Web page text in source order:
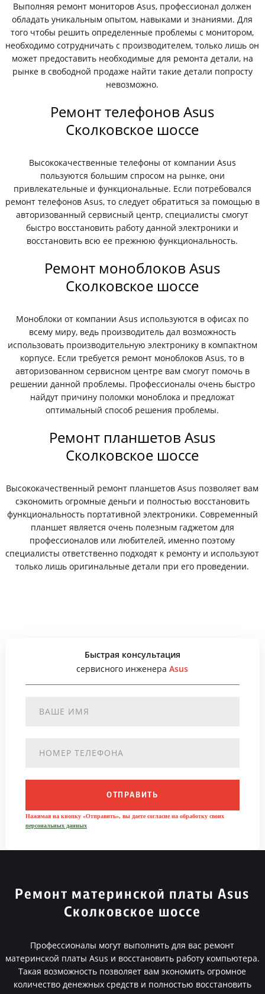
Выполняя ремонт мониторов Asus, профессионал должен
обладать уникальным опытом, навыками и знаниями. Для
того чтобы решить определенные проблемы с монитором,
необходимо сотрудничать с производителем, только лишь он
может предоставить необходимые для ремонта детали, на
рынке в свободной продаже найти такие детали попросту
невозможно.
Ремонт телефонов Asus
Сколковское шоссе
Высококачественные телефоны от компании Asus
пользуются большим спросом на рынке, они
привлекательные и функциональные. Если потребовался
ремонт телефонов Asus, то следует обратиться за помощью в
авторизованный сервисный центр, специалисты смогут
быстро восстановить работу данной электроники и
восстановить всю ее прежнюю функциональность.
Ремонт моноблоков Asus
Сколковское шоссе
Моноблоки от компании Asus используются в офисах по
всему миру, ведь производитель дал возможность
использовать производительную электронику в компактном
корпусе. Если требуется ремонт моноблоков Asus, то в
авторизованном сервисном центре вам смогут помочь в
решении данной проблемы. Профессионалы очень быстро
найдут причину поломки моноблока и предложат
оптимальный способ решения проблемы.
Ремонт планшетов Asus
Сколковское шоссе
Высококачественный ремонт планшетов Asus позволяет вам
сэкономить огромные деньги и полностью восстановить
функциональность портативной электроники. Современный
планшет является очень полезным гаджетом для
профессионалов или любителей, именно поэтому
специалисты ответственно подходят к ремонту и используют
только лишь оригинальные детали при его проведении.
Быстрая консультация
сервисного инженераAsus
ОТПРАВИТЬ
Нажимая на кнопку «Отправить», вы даете согласие на обработку своих
персональных данных
Ремонт материнской платы Asus
Сколковское шоссе
Профессионалы могут выполнить для вас ремонт
материнской платы Asus и восстановить работу компьютера.
Такая возможность позволяет вам экономить огромное
количество денежных средств и полностью восстановить